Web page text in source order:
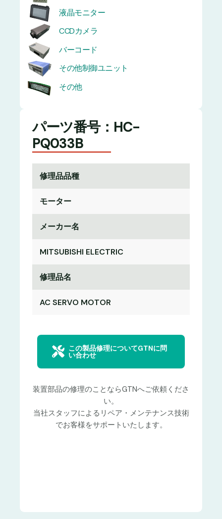
液晶モニター
CCDカメラ
バーコード
その他制御ユニット
その他
パーツ番号：HC-
PQ033B
修理品品種
モーター
メーカー名
MITSUBISHI ELECTRIC
修理品名
AC SERVO MOTOR
この製品修理についてGTNに問
い合わせ
装置部品の修理のことならGTNへご依頼くださ
い。
当社スタッフによるリペア・メンテナンス技術
でお客様をサポートいたします。